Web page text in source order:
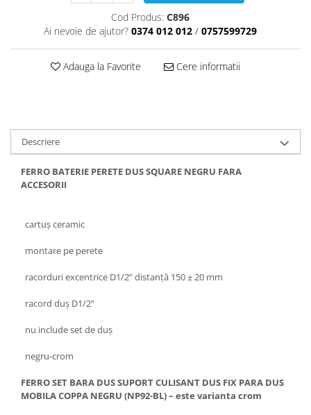
Cod Produs: C896
Ai nevoie de ajutor? 0374 012 012 / 0757599729
Adauga la Favorite Cere informatii
Descriere
FERRO BATERIE PERETE DUS SQUARE NEGRU FARA
ACCESORII
cartuș ceramic
montare pe perete
racorduri excentrice D1/2” distanță 150 ± 20 mm
racord duș D1/2”
nu include set de duș
negru-crom
FERRO SET BARA DUS SUPORT CULISANT DUS FIX PARA DUS
MOBILA COPPA NEGRU (NP92-BL) – este varianta crom